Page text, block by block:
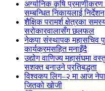
अर्ग्यानिक कृषि प्रमाणीकरण
सम्बन्धित निकायलाई निर्देशन
शैक्षिक परामर्श क्षेत्रका
सरोकारवालासँग छलफल
नेकपा संस्थापक महासचिव
कार्यक्रमसहित मनाइँदै
उद्योग वाणिज्य महासंघमा
सशक्त बनाउने प्रतिबद्धता
विश्वकप लिग–२ मा आज
जितको खोजी